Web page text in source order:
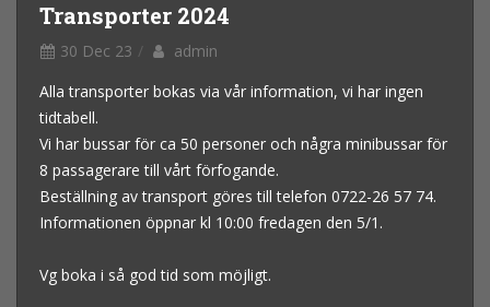
Transporter 2024
30 Dec 23
admin
Alla transporter bokas via vår information, vi har ingen
tidtabell.
Vi har bussar för ca 50 personer och några minibussar för
8 passagerare till vårt förfogande.
Beställning av transport göres till telefon 0722-26 57 74.
Informationen öppnar kl 10:00 fredagen den 5/1.
Vg boka i så god tid som möjligt.